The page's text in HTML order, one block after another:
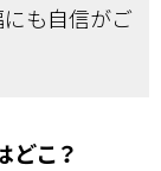
にも自信がご
どこ？